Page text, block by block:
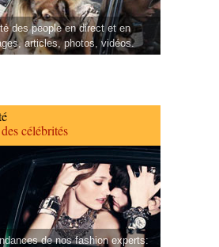
des people en direct et en
articles, photos, vidéos.
célébrités
de nos fashion experts: